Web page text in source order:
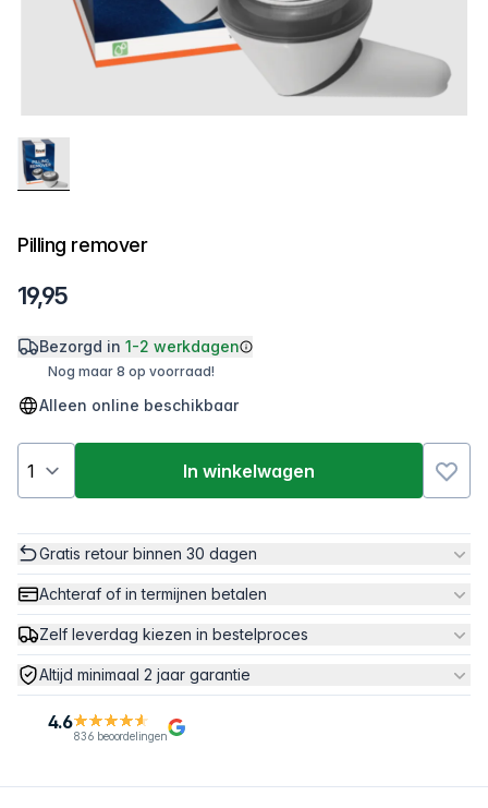
Pilling remover
19,95
Bezorgd in 1-2 werkdagen
Nog maar 8 op voorraad!
Alleen online beschikbaar
In winkelwagen
Gratis retour binnen 30 dagen
Achteraf of in termijnen betalen
Zelf leverdag kiezen in bestelproces
Altijd minimaal 2 jaar garantie
4.6
836 beoordelingen